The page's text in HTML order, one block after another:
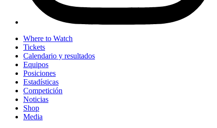
Where to Watch
Tickets
Calendario y resultados
Equipos
Posiciones
Estadísticas
Competición
Noticias
Shop
Media